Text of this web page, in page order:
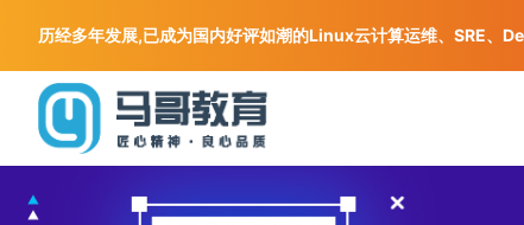
历经多年发展,已成为国内好评如潮的Linux云计算运维、SRE、